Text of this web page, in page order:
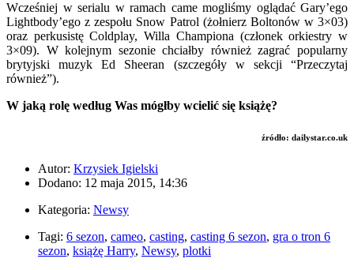
Wcześniej w serialu w ramach came mogliśmy oglądać Gary’ego
Lightbody’ego z zespołu Snow Patrol (żołnierz Boltonów w 3×03)
oraz perkusistę Coldplay, Willa Championa (członek orkiestry w
3×09). W kolejnym sezonie chciałby również zagrać popularny
brytyjski muzyk Ed Sheeran (szczegóły w sekcji “Przeczytaj
również”).
W jaką rolę według Was mógłby wcielić się książę?
źródło: dailystar.co.uk
Autor: Krzysiek Igielski
Dodano: 12 maja 2015, 14:36
Kategoria: Newsy
Tagi: 6 sezon, cameo, casting, casting 6 sezon, gra o tron 6
sezon, książę Harry, Newsy, plotki